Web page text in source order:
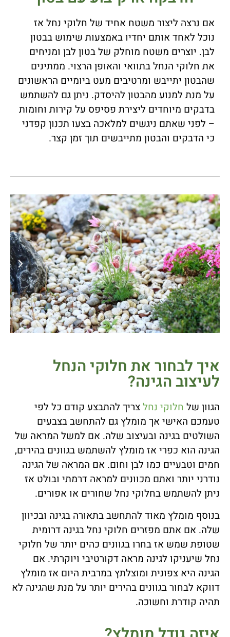
אם נרצה ליצור משטח אחיד של חלוקי נחל אז
נוכל לאחד אותם יחדיו באמצעות שימוש בבטון
לבן. יוצרים משטח מוחלק של בטון לבן ומניחים
את חלוקי הנחל בתוואי והאופן הרצוי. ממתינים
שהבטון יתייבש ומרטיבים מעט ביומיים הראשונים
על מנת למנוע מהבטון להיסדק. ניתן גם להשתמש
בדבקים מיוחדים ליצירת פסיפס על קירות וחומות
– לפני שאתם ניגשים למלאכה בצעו תכנון קפדני
כי הדבקים והבטון מתייבשים תוך זמן קצר.
איך לבחור את חלוקי הנחל
לעיצוב הגינה?
הגוון של חלוקי נחלצריך להתבצע קודם כל לפי
טעמכם האישי אך מומלץ גם להתחשב בצבעים
השולטים בגינה ובעיצוב שלה. אם למשל המראה של
הגינה הוא כפרי אז מומלץ להשתמש בגוונים בהירים,
חמים וטבעיים כמו לבן וחום. אם המראה של הגינה
נודרני יותר ואתם מכוונים למראה דרמתי ובולט אז
ניתן להשתמש בחלוקי נחל שחורים או אפורים.
בנוסף מומלץ מאוד להתחשב בתאורה בגינה ובכיוון
שלה. אם אתם מפזרים חלוקי נחל בגינה דרומית
שטופת שמש אז בחרו בגוונים כהים יותר של חלוקי
נחל שיעניקו לגינה מראה דקורטיבי ויוקרתי. אם
הגינה היא צפונית ומוצלתץ במרבית היום אז מומלץ
דווקא לבחור בגוונים בהירים יותר על מנת שהגינה לא
תהיה קודרת וחשוכה.